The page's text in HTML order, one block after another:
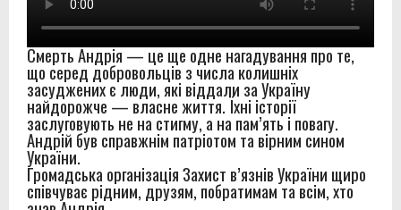
Смерть Андрія — це ще одне нагадування про те,
що серед добровольців з числа колишніх
засуджених є люди, які віддали за Україну
найдорожче — власне життя. Їхні історії
заслуговують не на стигму, а на пам’ять і повагу.
Андрій був справжнім патріотом та вірним сином
України.
Громадська організація Захист в’язнів України щиро
співчуває рідним, друзям, побратимам та всім, хто